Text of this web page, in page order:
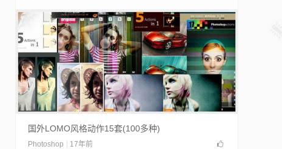
国外LOMO风格动作15套(100多种)
Photoshop 17年前